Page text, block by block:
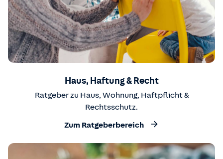
Haus, Haftung & Recht
Ratgeber zu Haus, Wohnung, Haftpflicht &
Rechtsschutz.
Zum Ratgeberbereich